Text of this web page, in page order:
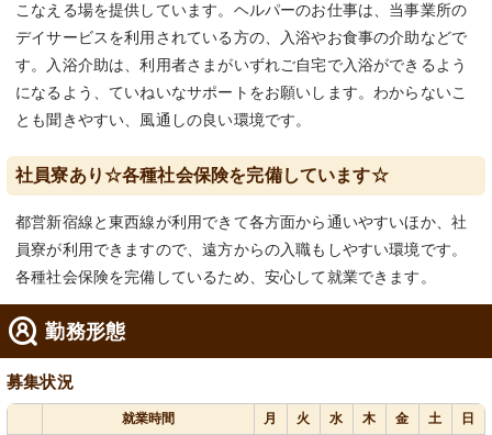
こなえる場を提供しています。ヘルパーのお仕事は、当事業所の
デイサービスを利用されている方の、入浴やお食事の介助などで
す。入浴介助は、利用者さまがいずれご自宅で入浴ができるよう
になるよう、ていねいなサポートをお願いします。わからないこ
とも聞きやすい、風通しの良い環境です。
社員寮あり☆各種社会保険を完備しています☆
都営新宿線と東西線が利用できて各方面から通いやすいほか、社
員寮が利用できますので、遠方からの入職もしやすい環境です。
各種社会保険を完備しているため、安心して就業できます。
勤務形態
募集状況
就業時間 月 火 水 木 金 土
日